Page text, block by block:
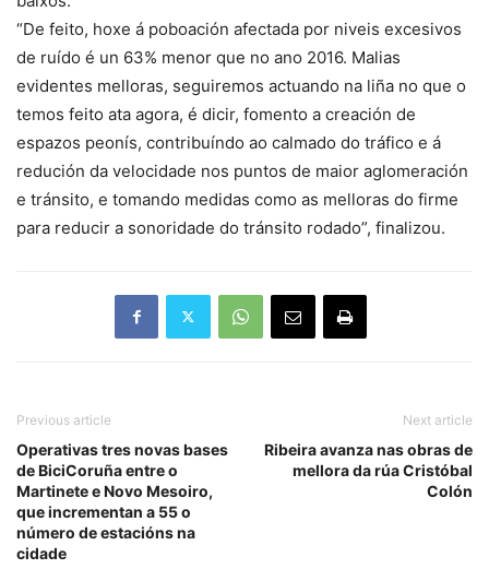
“De feito, hoxe á poboación afectada por niveis excesivos
de ruído é un 63% menor que no ano 2016. Malias
evidentes melloras, seguiremos actuando na liña no que o
temos feito ata agora, é dicir, fomento a creación de
espazos peonís, contribuíndo ao calmado do tráfico e á
redución da velocidade nos puntos de maior aglomeración
e tránsito, e tomando medidas como as melloras do firme
para reducir a sonoridade do tránsito rodado”, finalizou.
Previous article
Operativas tres novas bases
de BiciCoruña entre o
Martinete e Novo Mesoiro,
que incrementan a 55 o
número de estacións na
cidade
Next article
Ribeira avanza nas obras de
mellora da rúa Cristóbal
Colón